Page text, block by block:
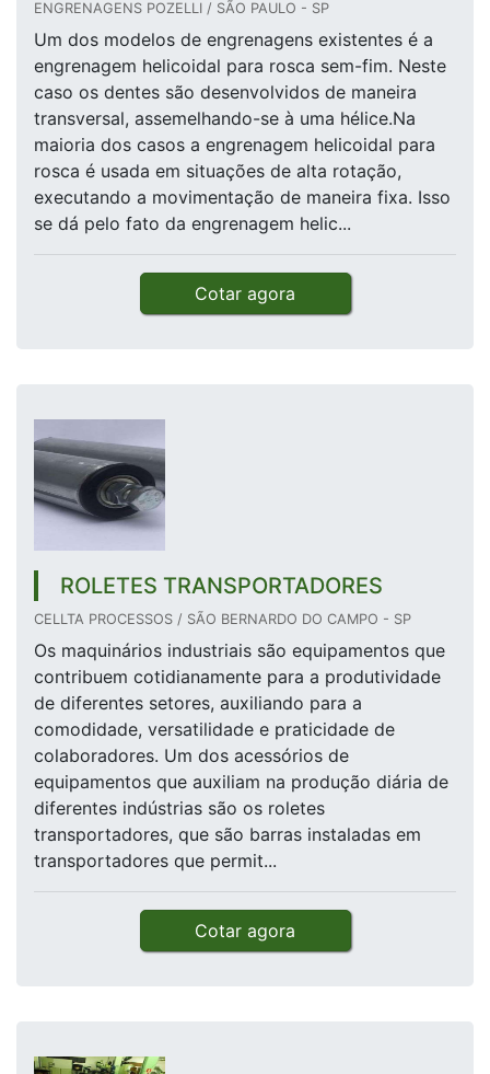
ENGRENAGENS POZELLI / SÃO PAULO - SP
Um dos modelos de engrenagens existentes é a
engrenagem helicoidal para rosca sem-fim. Neste
caso os dentes são desenvolvidos de maneira
transversal, assemelhando-se à uma hélice.Na
maioria dos casos a engrenagem helicoidal para
rosca é usada em situações de alta rotação,
executando a movimentação de maneira fixa. Isso
se dá pelo fato da engrenagem helic...
Cotar agora
ROLETES TRANSPORTADORES
CELLTA PROCESSOS / SÃO BERNARDO DO CAMPO - SP
Os maquinários industriais são equipamentos que
contribuem cotidianamente para a produtividade
de diferentes setores, auxiliando para a
comodidade, versatilidade e praticidade de
colaboradores. Um dos acessórios de
equipamentos que auxiliam na produção diária de
diferentes indústrias são os roletes
transportadores, que são barras instaladas em
transportadores que permit...
Cotar agora